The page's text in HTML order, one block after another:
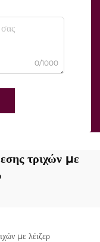
0/1000
τριχών με
με λέιζερ